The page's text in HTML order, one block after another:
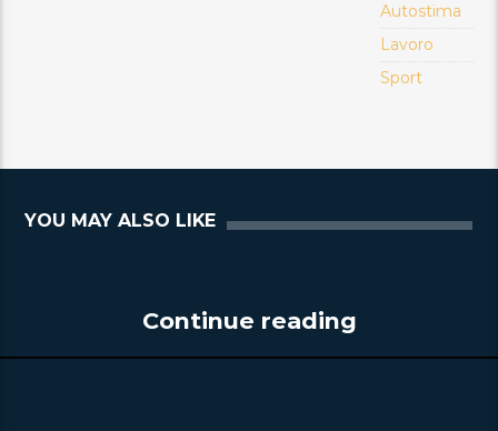
Autostima
Lavoro
Sport
YOU MAY ALSO LIKE
Continue reading